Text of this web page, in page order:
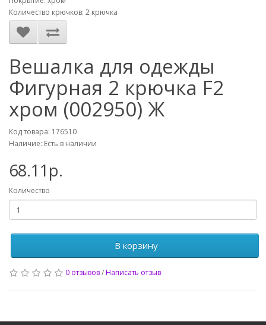
Количество крючков: 2 крючка
Вешалка для одежды
Фигурная 2 крючка F2
хром (002950) Ж
Код товара: 176510
Наличие: Есть в наличии
68.11р.
Количество
В корзину
0 отзывов/Написать отзыв